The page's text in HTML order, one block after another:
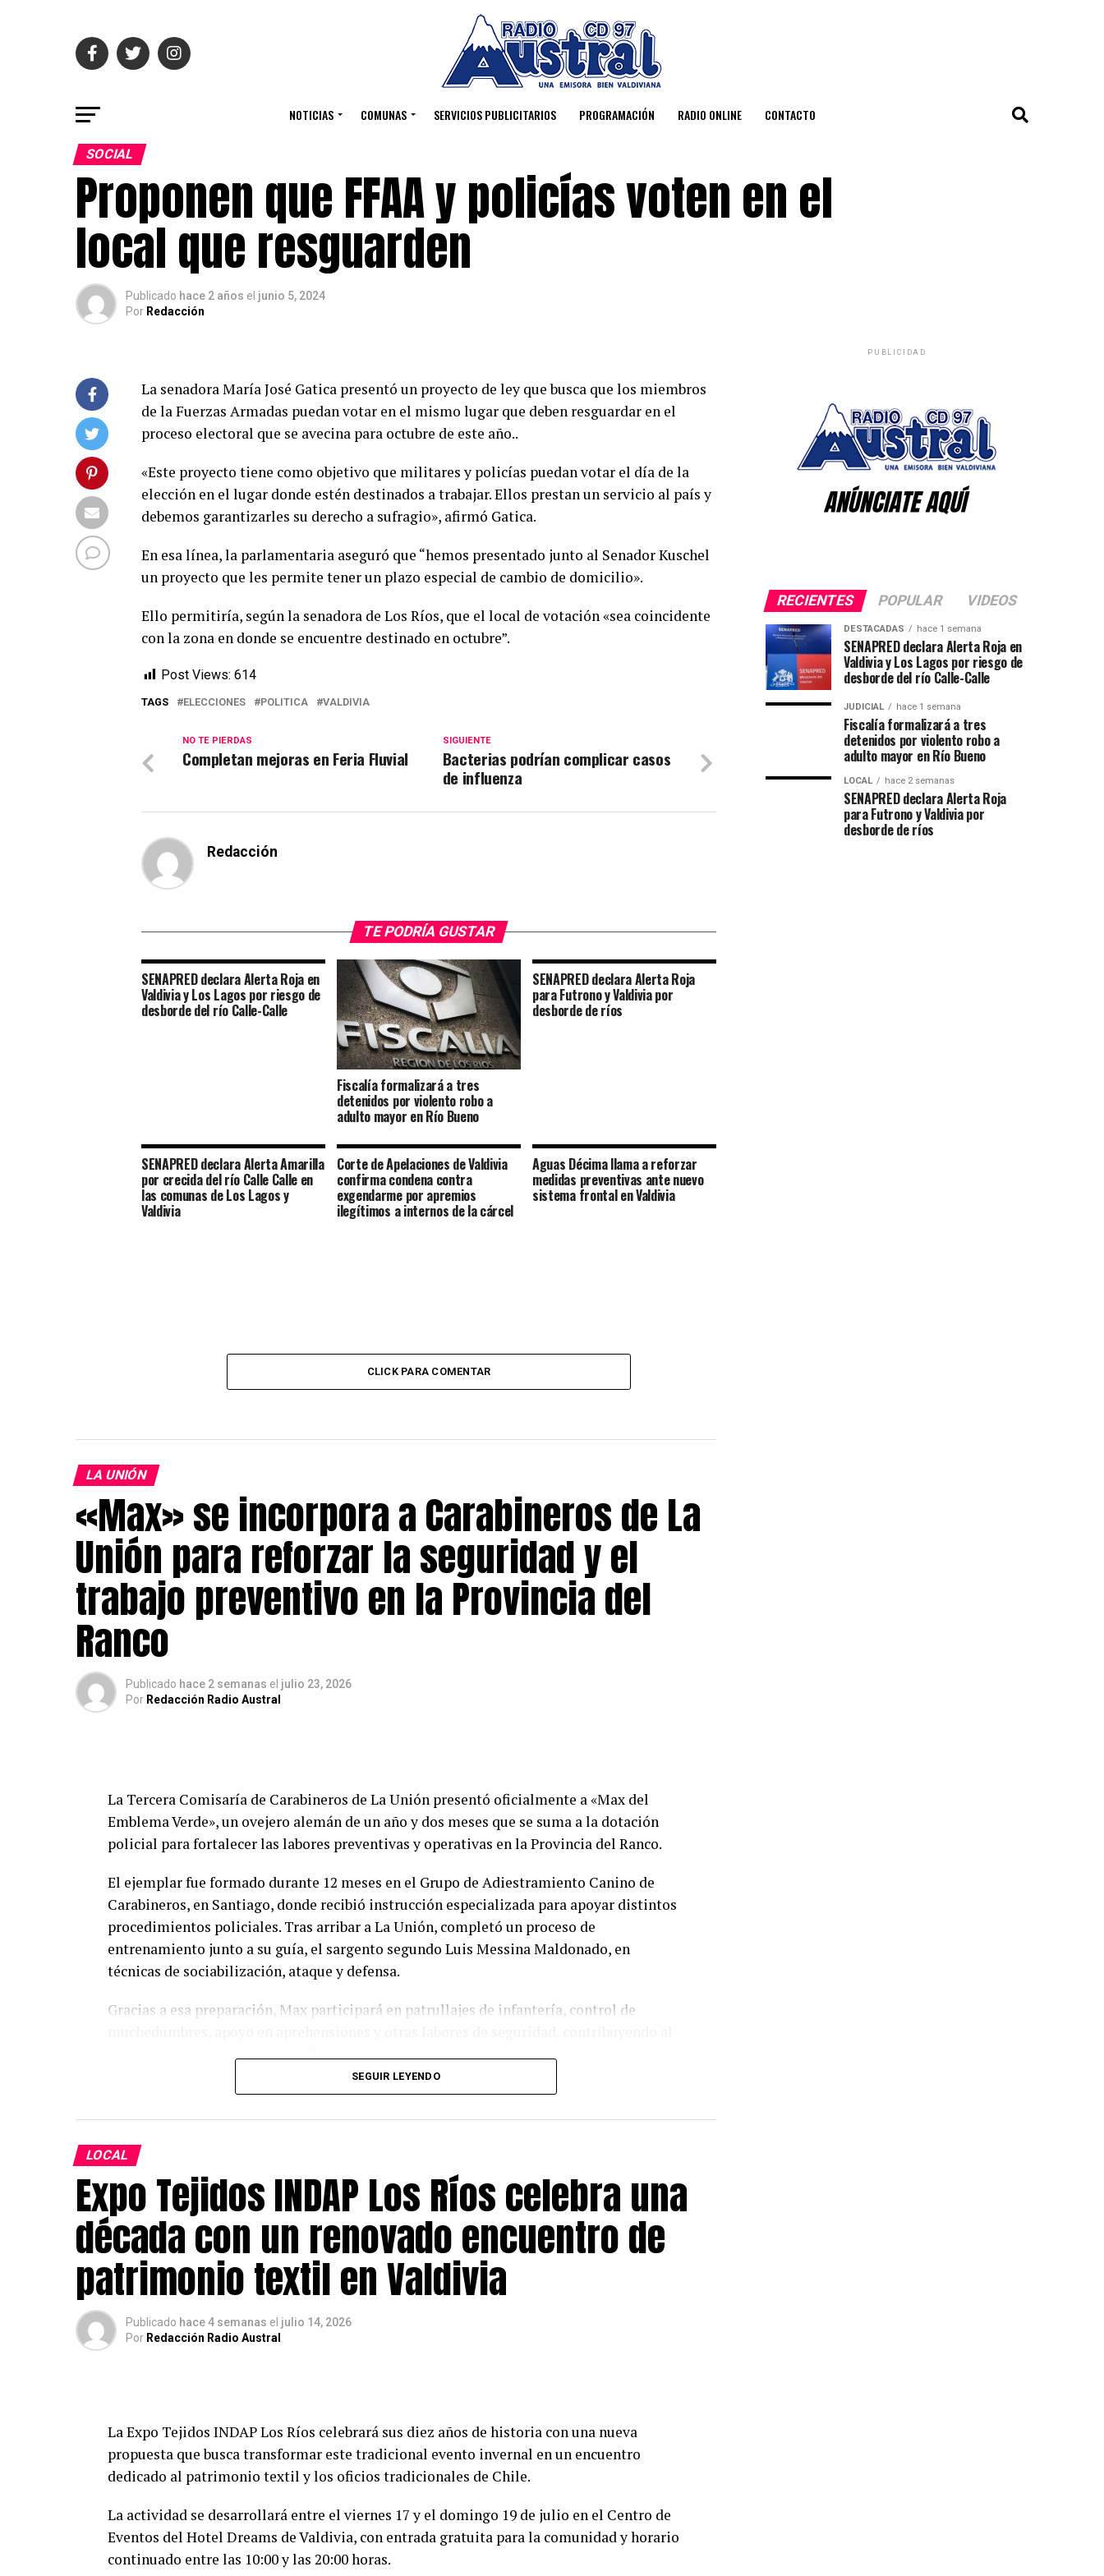
NOTICIAS COMUNAS SERVICIOS PUBLICITARIOS PROGRAMACIÓN RADIO ONLINE CONTACTO
SOCIAL
Proponen que FFAA y policías voten en el
local que resguarden
Publicado hace 2 años el junio 5, 2024
Por Redacción
La senadora María José Gatica presentó un proyecto de ley que busca que los miembros
de la Fuerzas Armadas puedan votar en el mismo lugar que deben resguardar en el
proceso electoral que se avecina para octubre de este año..
«Este proyecto tiene como objetivo que militares y policías puedan votar el día de la
elección en el lugar donde estén destinados a trabajar. Ellos prestan un servicio al país y
debemos garantizarles su derecho a sufragio», afirmó Gatica.
En esa línea, la parlamentaria aseguró que “hemos presentado junto al Senador Kuschel
un proyecto que les permite tener un plazo especial de cambio de domicilio».
Ello permitiría, según la senadora de Los Ríos, que el local de votación «sea coincidente
con la zona en donde se encuentre destinado en octubre”.
Post Views: 614
TAGS ELECCIONES POLITICA VALDIVIA
SIGUIENTE
Bacterias podrían complicar casos
de influenza
NO TE PIERDAS
Completan mejoras en Feria Fluvial
Redacción
TE PODRÍA GUSTAR
SENAPRED declara Alerta Roja en
Valdivia y Los Lagos por riesgo de
desborde del río Calle-Calle
Fiscalía formalizará a tres
detenidos por violento robo a
adulto mayor en Río Bueno
SENAPRED declara Alerta Roja
para Futrono y Valdivia por
desborde de ríos
SENAPRED declara Alerta Amarilla
por crecida del río Calle Calle en
las comunas de Los Lagos y
Valdivia
Corte de Apelaciones de Valdivia
confirma condena contra
exgendarme por apremios
ilegítimos a internos de la cárcel
Aguas Décima llama a reforzar
medidas preventivas ante nuevo
sistema frontal en Valdivia
CLICK PARA COMENTAR
LA UNIÓN
«Max» se incorpora a Carabineros de La
Unión para reforzar la seguridad y el
trabajo preventivo en la Provincia del
Ranco
Publicado hace 2 semanas el julio 23, 2026
Por Redacción Radio Austral
La Tercera Comisaría de Carabineros de La Unión presentó oficialmente a «Max del
Emblema Verde», un ovejero alemán de un año y dos meses que se suma a la dotación
policial para fortalecer las labores preventivas y operativas en la Provincia del Ranco.
El ejemplar fue formado durante 12 meses en el Grupo de Adiestramiento Canino de
Carabineros, en Santiago, donde recibió instrucción especializada para apoyar distintos
procedimientos policiales. Tras arribar a La Unión, completó un proceso de
entrenamiento junto a su guía, el sargento segundo Luis Messina Maldonado, en
técnicas de sociabilización, ataque y defensa.
Gracias a esa preparación, Max participará en patrullajes de infantería, control de
trabajo preventivo que desarrolla la institución en la provincia.
El comisario de la Tercera Comisaría de La Unión, mayor César Henríquez, valoró la
incorporación del nuevo integrante institucional y destacó que, además de cumplir
«Hay incorporaciones que llegan para cumplir una misión y otras que llegan para
ganarse el corazón de todos. Hoy queremos presentarles a alguien muy especial. Él es
Max, el nuevo integrante de Carabineros de La Unión», señaló el oficial.
Asimismo, indicó que el can «no usa uniforme, no conduce un radiopatrulla, pero con su
alegría, nobleza y entusiasmo ya comenzó a ganarse el cariño de todos».
Además de su labor policial, Max participará en actividades comunitarias, eventos
masivos y visitas a establecimientos educacionales, apoyando las acciones de
«desde hoy, Max acompañará las labores del sargento segundo Luis Messina, formando
un gran equipo y compartiendo cada jornada de servicio con la energía y lealtad que solo
un perro puede entregar».
La llegada de Max también marca el retorno de un can institucional a la Tercera
Comisaría de La Unión, luego del fallecimiento, en 2022, de Jeff, el último ovejero
alemán que prestó servicios en esa unidad policial.
SEGUIR LEYENDO
LOCAL
Expo Tejidos INDAP Los Ríos celebra una
década con un renovado encuentro de
patrimonio textil en Valdivia
Publicado hace 4 semanas el julio 14, 2026
Por Redacción Radio Austral
La Expo Tejidos INDAP Los Ríos celebrará sus diez años de historia con una nueva
propuesta que busca transformar este tradicional evento invernal en un encuentro
dedicado al patrimonio textil y los oficios tradicionales de Chile.
La actividad se desarrollará entre el viernes 17 y el domingo 19 de julio en el Centro de
Eventos del Hotel Dreams de Valdivia, con entrada gratuita para la comunidad y horario
continuado entre las 10:00 y las 20:00 horas.
PUBLICIDAD
RECIENTES POPULAR VIDEOS
DESTACADAS hace 1 semana
SENAPRED declara Alerta Roja en
Valdivia y Los Lagos por riesgo de
desborde del río Calle-Calle
JUDICIAL hace 1 semana
Fiscalía formalizará a tres
detenidos por violento robo a
adulto mayor en Río Bueno
LOCAL hace 2 semanas
SENAPRED declara Alerta Roja
para Futrono y Valdivia por
desborde de ríos